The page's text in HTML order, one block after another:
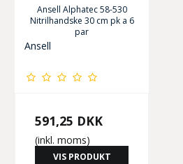
Ansell Alphatec 58-530
Nitrilhandske 30 cm pk a 6
par
Ansell
591,25 DKK
(inkl. moms)
VIS PRODUKT